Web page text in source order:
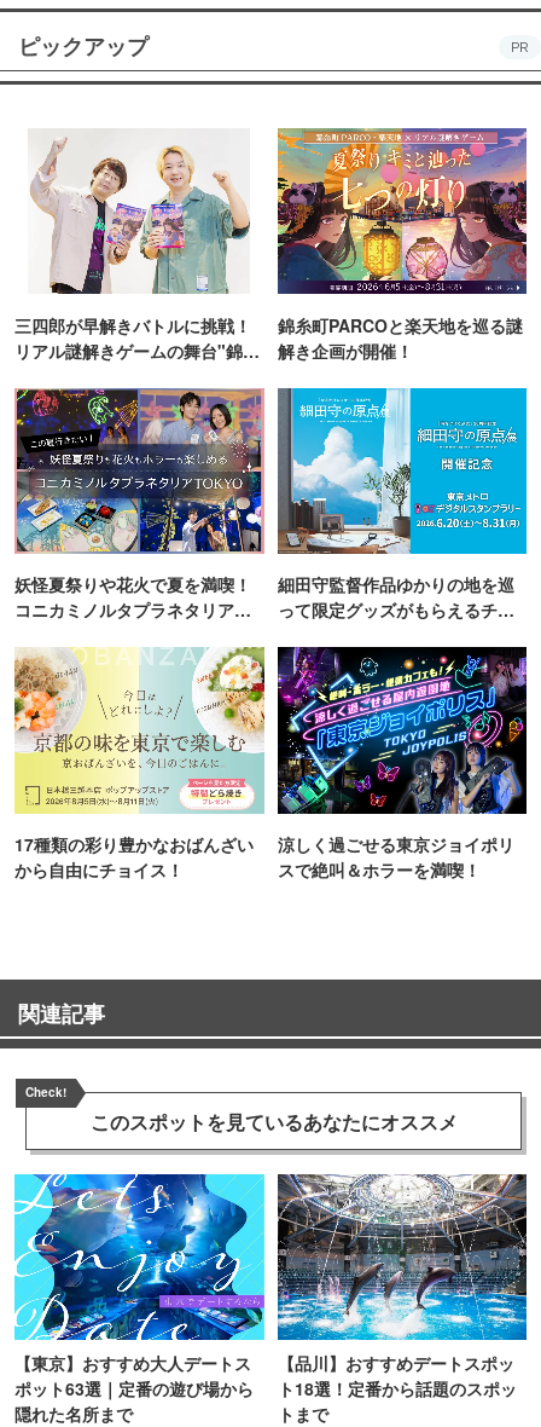
ピックアップ PR
三四郎が早解きバトルに挑戦！
リアル謎解きゲームの舞台"錦糸
錦糸町PARCOと楽天地を巡る謎
解き企画が開催！
妖怪夏祭りや花火で夏を満喫！
コニカミノルタプラネタリア
細田守監督作品ゆかりの地を巡
って限定グッズがもらえるチャ
17種類の彩り豊かなおばんざい
から自由にチョイス！
涼しく過ごせる東京ジョイポリ
スで絶叫＆ホラーを満喫！
関連記事
Check!
このスポットを見ているあなたにオススメ
【東京】おすすめ大人デートス
ポット63選｜定番の遊び場から
隠れた名所まで
【品川】おすすめデートスポッ
ト18選！定番から話題のスポッ
トまで